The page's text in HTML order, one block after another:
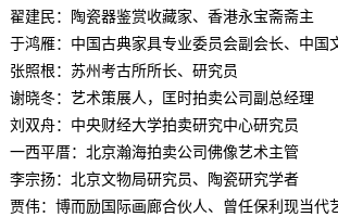
翟建民：陶瓷器鉴赏收藏家、香港永宝斋斋主
于鸿雁：中国古典家具专业委员会副会长、中国
张照根：苏州考古所所长、研究员
谢晓冬：艺术策展人，匡时拍卖公司副总经理
刘双舟：中央财经大学拍卖研究中心研究员
一西平厝：北京瀚海拍卖公司佛像艺术主管
李宗扬：北京文物局研究员、陶瓷研究学者
贾伟：博而励国际画廊合伙人、曾任保利现当代